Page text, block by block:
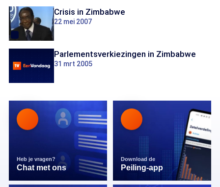
Crisis in Zimbabwe
22 mei 2007
Parlementsverkiezingen in Zimbabwe
31 mrt 2005
Heb je vragen?
Chat met ons
Download de
Peiling-app